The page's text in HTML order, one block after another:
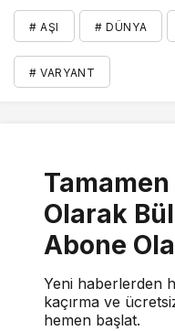
# AŞI # DÜNYA
# VARYANT
Olarak
Abone
Yeni haberlerden
kaçırma ve
hemen başlat.